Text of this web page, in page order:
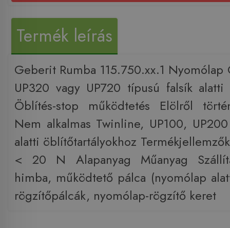
Termék leírás
Geberit Rumba 115.750.xx.1
UP320 vagy UP720 típusú falsík alatti
Öblítés-stop működtetés Elölről
Nem alkalmas Twinline, UP100,
alatti öblítőtartályokhoz
< 20 N Alapanyag Műanyag
himba, működtető pálca (nyomólap
rögzítőpálcák, nyomólap-rögzítő keret